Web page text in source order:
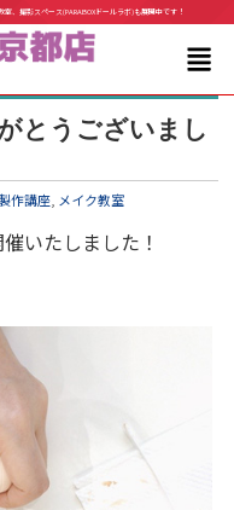
、撮影スペース(PARABOXドールラボ)も展開中です！
とうございまし
作講座, メイク教室
いたしました！